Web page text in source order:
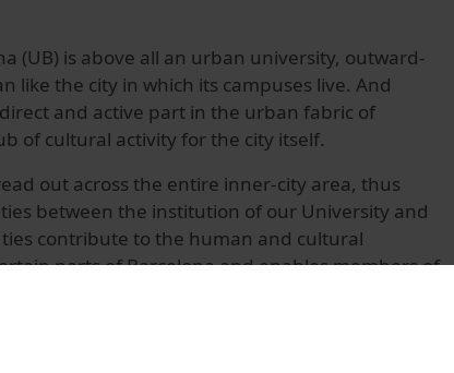
(UB) is above all an urban university, outward-
like the city in which its campuses live. And
and active part in the urban fabric of
of cultural activity for the city itself.
out across the entire inner-city area, thus
between the institution of our University and
contribute to the human and cultural
parts of Barcelona and enables members of